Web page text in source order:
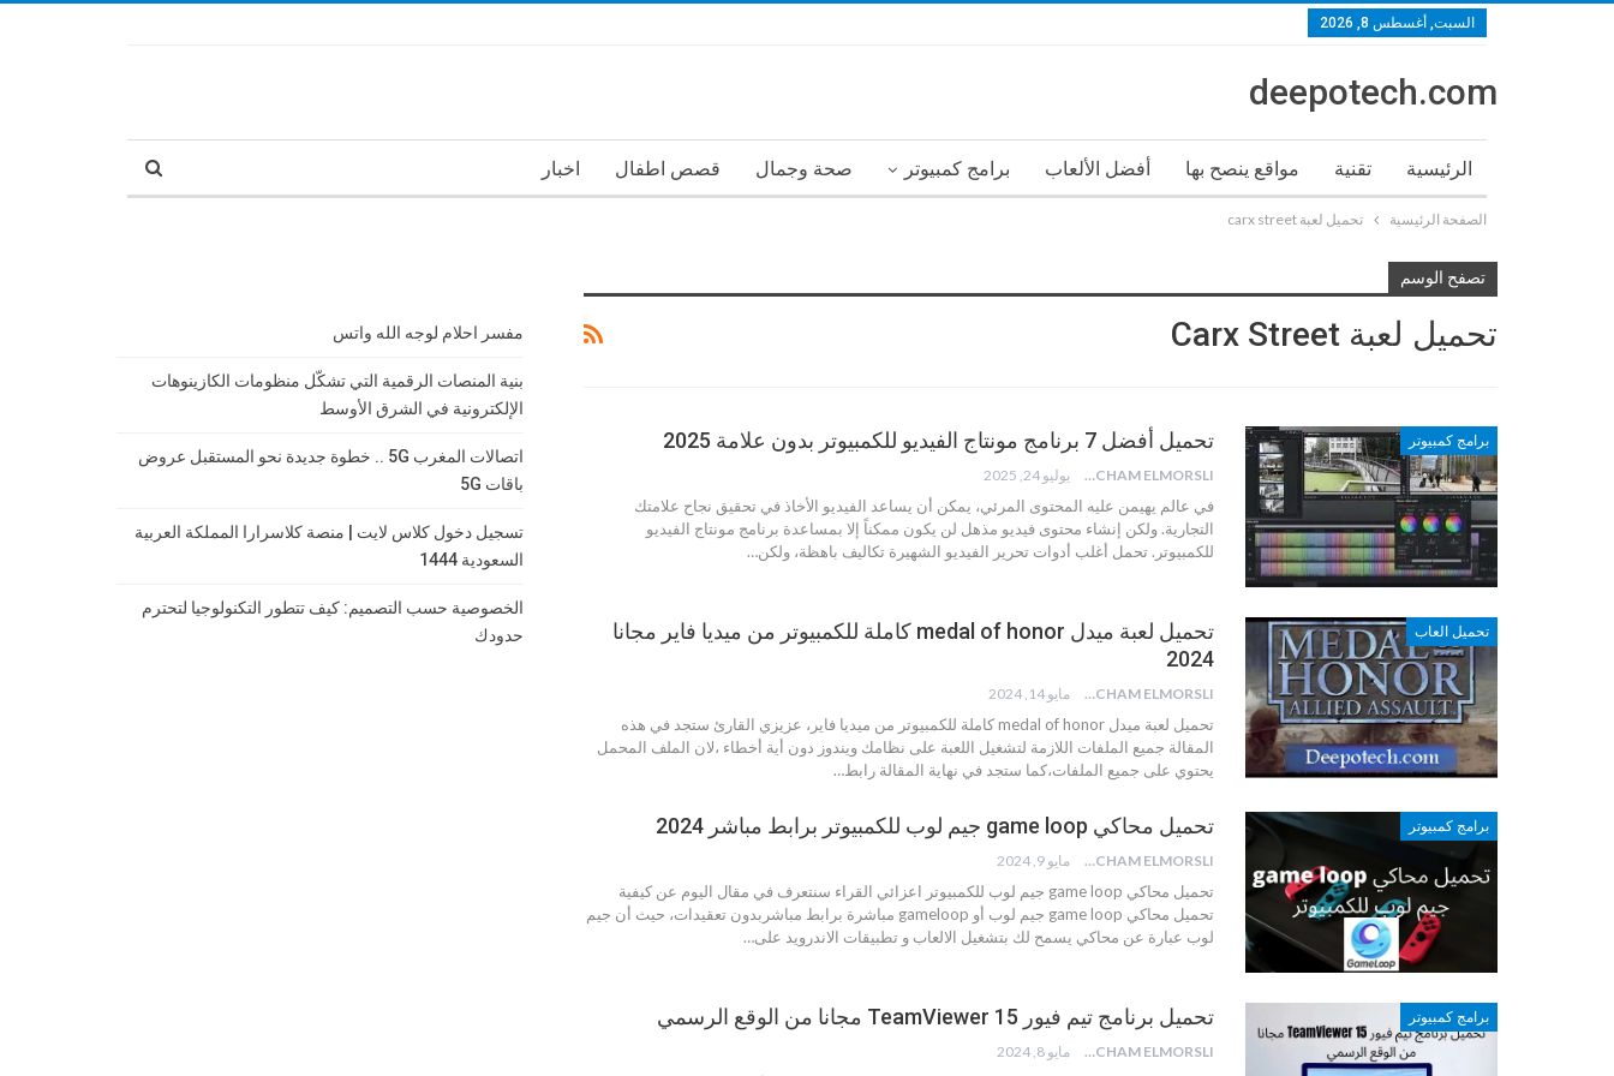
السبت, أغسطس 8, 2026
deepotech.com
الرئيسية تقنية مواقع ينصح بها أفضل الألعاب برامج كمبيوتر صحة وجمال قصص اطفال اخبار
الصفحة الرئيسية تحميل لعبة carx street
تصفح الوسم
تحميل لعبة Carx Street
برامج كمبيوتر تحميل أفضل 7 برنامج مونتاج الفيديو للكمبيوتر بدون علامة 2025
HICHAM ELMORSLI يوليو 24, 2025
في عالم يهيمن عليه المحتوى المرئي، يمكن أن يساعد الفيديو الأخاذ في تحقيق نجاح علامتك
التجارية. ولكن إنشاء محتوى فيديو مذهل لن يكون ممكناً إلا بمساعدة برنامج مونتاج الفيديو
للكمبيوتر. تحمل أغلب أدوات تحرير الفيديو الشهيرة تكاليف باهظة، ولكن…
تحميل العاب
تحميل لعبة ميدل medal of honor كاملة للكمبيوتر من ميديا فاير مجانا
2024
HICHAM ELMORSLI مايو 14, 2024
تحميل لعبة ميدل medal of honor كاملة للكمبيوتر من ميديا فاير، عزيزي القارئ ستجد في هذه
المقالة جميع الملفات اللازمة لتشغيل اللعبة على نظامك ويندوز دون أية أخطاء ،لان الملف المحمل
يحتوي على جميع الملفات،كما ستجد في نهاية المقالة رابط…
برامج كمبيوتر تحميل محاكي game loop جيم لوب للكمبيوتر برابط مباشر 2024
HICHAM ELMORSLI مايو 9, 2024
تحميل محاكي game loop جيم لوب للكمبيوتر
اعزائي القراء سنتعرف في مقال اليوم عن كيفية
تحميل محاكي game loop جيم لوب أو gameloop مباشرة برابط مباشربدون تعقيدات، حيث أن جيم
لوب عبارة عن محاكي يسمح لك بتشغيل الالعاب و تطبيقات الاندرويد على…
برامج كمبيوتر تحميل برنامج تيم فيور 15 TeamViewer مجانا من الوقع الرسمي
HICHAM ELMORSLI مايو 8, 2024
مفسر احلام لوجه الله واتس
بنية المنصات الرقمية التي تشكّل منظومات الكازينوهات
الإلكترونية في الشرق الأوسط
اتصالات المغرب 5G .. خطوة جديدة نحو المستقبل عروض
باقات 5G
تسجيل دخول كلاس لايت | منصة كلاسرارا المملكة العربية
السعودية 1444
الخصوصية حسب التصميم: كيف تتطور التكنولوجيا لتحترم
حدودك